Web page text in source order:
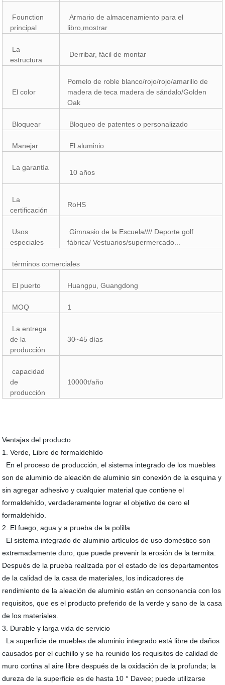
Founction
principal
Armario de almacenamiento para el
libro,mostrar
La
estructura
Derribar, fácil de montar
El color
Pomelo de roble blanco/rojo/rojo/amarillo de
madera de teca madera de sándalo/Golden
Oak
Bloquear Bloqueo de patentes o personalizado
Manejar El aluminio
La garantía
10 años
La
certificación
RoHS
Usos
especiales
Gimnasio de la Escuela//// Deporte golf
fábrica/ Vestuarios/supermercado...
términos comerciales
El puerto Huangpu, Guangdong
MOQ 1
La entrega
de la
producción
30~45 días
capacidad
de
producción
10000t/año
Ventajas del producto
1. Verde, Libre de formaldehído
En el proceso de producción, el sistema integrado de los muebles
son de aluminio de aleación de aluminio sin conexión de la esquina y
sin agregar adhesivo y cualquier material que contiene el
formaldehído, verdaderamente lograr el objetivo de cero el
formaldehído.
2. El fuego, agua y a prueba de la polilla
El sistema integrado de aluminio artículos de uso doméstico son
extremadamente duro, que puede prevenir la erosión de la termita.
Después de la prueba realizada por el estado de los departamentos
de la calidad de la casa de materiales, los indicadores de
rendimiento de la aleación de aluminio están en consonancia con los
requisitos, que es el producto preferido de la verde y sano de la casa
de los materiales.
3. Durable y larga vida de servicio
La superficie de muebles de aluminio integrado está libre de daños
causados por el cuchillo y se ha reunido los requisitos de calidad de
muro cortina al aire libre después de la oxidación de la profunda; la
dureza de la superficie es de hasta 10 ° Davee; puede utilizarse